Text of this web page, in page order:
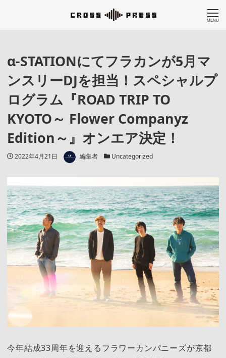
MENU
α-STATIONにてフラカンが5月マ
ンスリーDJを担当！スペシャルプ
ログラム『ROAD TRIP TO
KYOTO～ Flower Companyz
Edition～』オンエア決定！
投稿日
2022年4月21日 著者 編集者 カテゴリー
Uncategorized
今年結成33周年を迎えるフラワーカンパニーズが京都